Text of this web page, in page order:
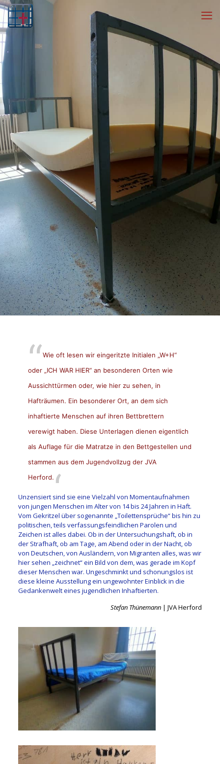
Wie oft lesen wir eingeritzte Initialen „W+H“
oder „ICH WAR HIER“ an besonderen Orten wie
Aussichttürmen oder, wie hier zu sehen, in
Hafträumen. Ein besonderer Ort, an dem sich
inhaftierte Menschen auf ihren Bettbrettern
verewigt haben. Diese Unterlagen dienen eigentlich
als Auflage für die Matratze in den Bettgestellen und
stammen aus dem Jugendvollzug der JVA
Herford.
Unzensiert sind sie eine Vielzahl von Momentaufnahmen
von jungen Menschen im Alter von 14 bis 24 Jahren in Haft.
Vom Gekritzel über sogenannte „Toilettensprüche“ bis hin zu
politischen, teils verfassungsfeindlichen Parolen und
Zeichen ist alles dabei. Ob in der Untersuchungshaft, ob in
der Strafhaft, ob am Tage, am Abend oder in der Nacht, ob
von Deutschen, von Ausländern, von Migranten alles, was wir
hier sehen „zeichnet“ ein Bild von dem, was gerade im Kopf
dieser Menschen war. Ungeschminkt und schonungslos ist
diese kleine Ausstellung ein ungewohnter Einblick in die
Gedankenwelt eines jugendlichen Inhaftierten.
Stefan Thünemann | JVA Herford